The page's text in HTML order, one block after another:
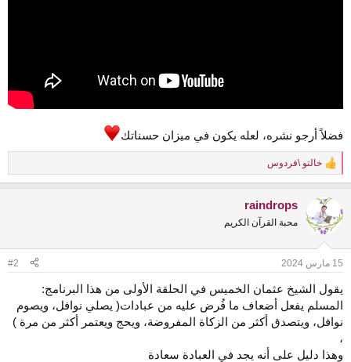
فضلاً أرجو نشره، لعله يكون في ميزان حسناتك
R
e
t
s
خالتو \فردوس
raindrops
محبة القرآن الكريم
15 مارس 2024 #2
يقول الشيخ عثمان الخميس في الحلقة الأولى من هذا البرنامج:
المسلم يفعل أضعاف ما فُرض عليه من عبادات( يصلي نوافل، ويصوم
نوافل، ويتصدق أكثر من الزكاة المفروضة، ويحج ويعتمر أكثر من مرة )
،
وهذا دليل على أنه يجد في العبادة سعادة